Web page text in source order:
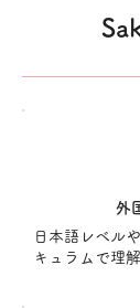
外
日本語レベル
キュラムで理